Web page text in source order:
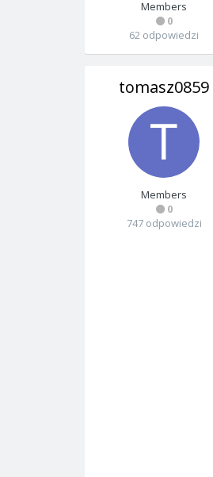
Members
0
62 odpowiedzi
tomasz0859
Members
0
747 odpowiedzi